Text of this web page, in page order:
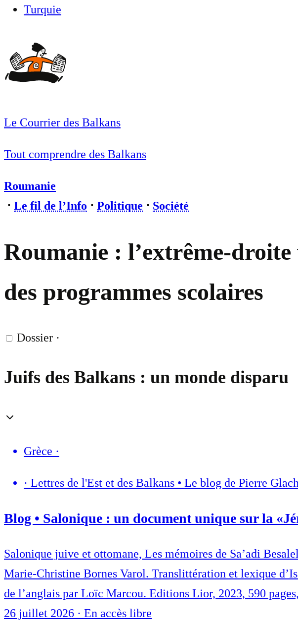
Turquie
Le Courrier des Balkans
Tout comprendre des Balkans
Roumanie
⋅ Le fil de l’Info ⋅ Politique ⋅ Société
Roumanie : l’extrême-
des programmes scolaires
Dossier ·
Juifs des Balkans : un monde disparu
Grèce ·
· Lettres de l'Est et des Balkans • Le blog de Pierre
Blog • Salonique : un document unique sur la
Salonique juive et ottomane, Les mémoires de Sa’adi
Marie-Christine Bornes Varol. Translittération et lexique
de l’anglais par Loïc Marcou. Editions Lior, 2023, 590
26 juillet 2026 · En accès libre